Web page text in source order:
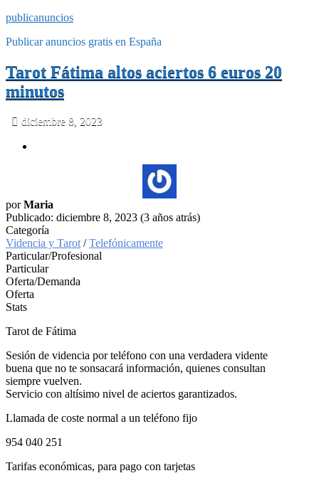
publicanuncios
Publicar anuncios gratis en España
Tarot Fátima altos aciertos 6 euros 20
minutos
diciembre 8, 2023
porMaria
Publicado: diciembre 8, 2023 (3 años atrás)
Categoría
Videncia y Tarot /Telefónicamente
Particular/Profesional
Particular
Oferta/Demanda
Oferta
Stats
Tarot de Fátima
Sesión de videncia por teléfono con una verdadera vidente
buena que no te sonsacará información, quienes consultan
siempre vuelven.
Servicio con altísimo nivel de aciertos garantizados.
Llamada de coste normal a un teléfono fijo
954 040 251
Tarifas económicas, para pago con tarjetas